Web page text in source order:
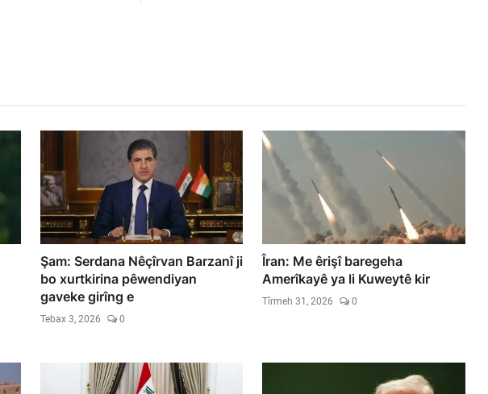
Şam: Serdana Nêçîrvan Barzanî ji
bo xurtkirina pêwendiyan
gaveke girîng e
Tebax 3, 2026 0
Îran: Me êrişî baregeha
Amerîkayê ya li Kuweytê kir
Tîrmeh 31, 2026 0